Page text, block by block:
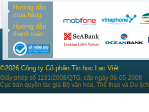
Hướng dẫn
mua hàng
Hướng dẫn
thanh toán
©2026 Công ty Cổ phần Tin học Lạc Việt
Giấy phép số 1131/2008/QTG, cấp ngày 06-05-2008
Cục bản quyền tác giả Bộ văn hóa, Thể thao và Du lịch